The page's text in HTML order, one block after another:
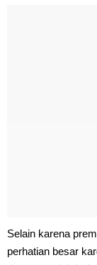
Selain karena
perhatian besar